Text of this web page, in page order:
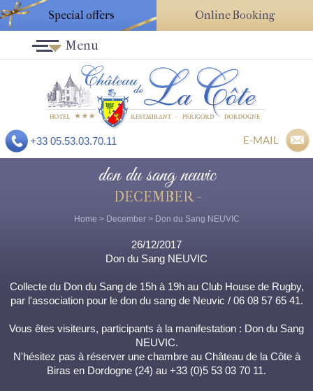
Special offers Online Booking
+33 05.53.03.70.11 E-MAIL
Menu
don du sang neuvic
DECEMBER -
Home > December> Don du Sang NEUVIC
26/12/2017
Don du Sang NEUVIC
Collecte du Don du Sang de 15h à 19h au Club House de Rugby,
par l'association pour le don du sang de Neuvic / 06 08 57 65 41.
Vous êtes visiteurs, participants à la manifestation : Don du Sang
NEUVIC.
N'hésitez pas à réserver une chambre au Château de la Côte à
Biras en Dordogne (24) au +33 (0)5 53 03 70 11.